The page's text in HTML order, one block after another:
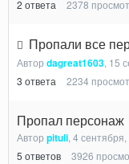
2 ответа 2378
Пропали все
Автор dagreat1603, 15
3 ответа 2234
Пропал персонаж
Автор pituli,4 сентября,
5 ответов 3926